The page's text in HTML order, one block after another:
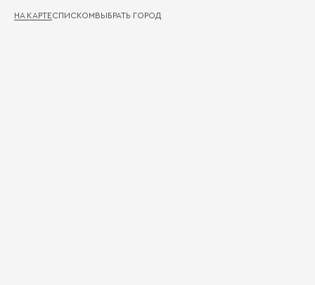
НА КАРТЕСПИСКОМВЫБРАТЬ ГОРОД